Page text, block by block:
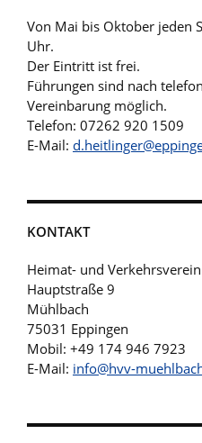
Von Mai bis Oktober jeden
Uhr.
Der Eintritt ist frei.
Führungen sind nach
Vereinbarung möglich.
Telefon: 07262 920 1509
E-Mail:
KONTAKT
Heimat- und
Hauptstraße 9
Mühlbach
75031 Eppingen
Mobil: +49 174 946 7923
E-Mail: info@hvv-